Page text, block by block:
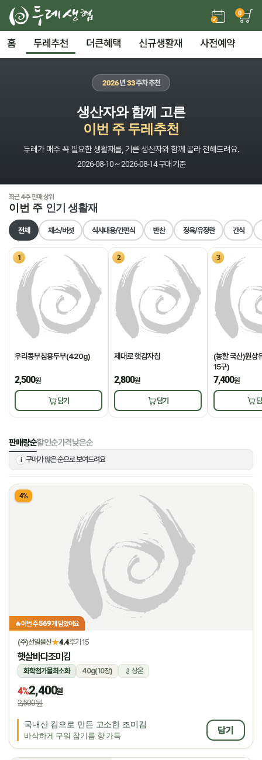
0
홈 두레추천 더큰혜택 신규생활재 사전예약
2026년33주차 추천
생산자와 함께 고른
이번 주 두레추천
두레가 매주 꼭 필요한 생활재를, 기른 생산자와 함께 골라 전해드려요.
2026-08-10 ~ 2026-08-14 구매 기준
최근 4주 판매 상위
이번 주 인기 생활재
전체 채소/버섯 식사대용/간편식 반찬 정육/유정란 간식
1
우리콩부침용두부(420g)
2,500원
담기
2
제대로 햇감자칩
2,800원
담기
3
(농할 국산)원
15구)
7,400원
판매량순할인순가격낮은순
i 구매가 많은 순으로 보여드려요
4%
🔥이번 주569개 담았어요
(주)선일물산★4.4후기 15
햇살바다조미김
화학첨가물최소화 40g(10장) 상온
4%2,400원
2,500원
국내산 김으로 만든 고소한 조미김
바삭하게 구워 참기름 향 가득
담기